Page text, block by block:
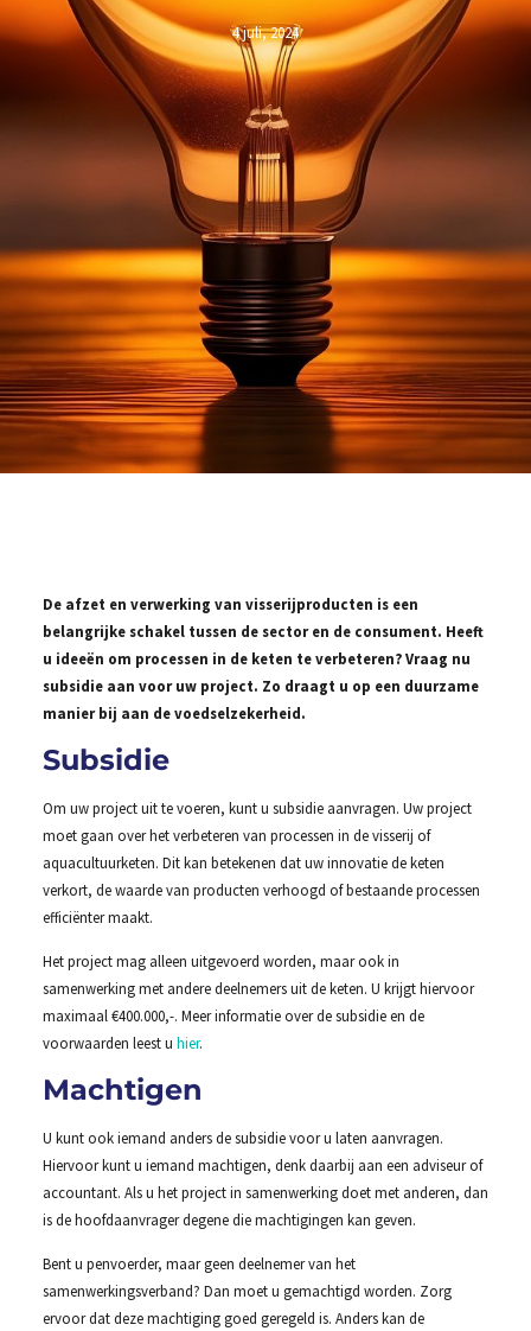
4 juli, 2024
De afzet en verwerking van visserijproducten is een
belangrijke schakel tussen de sector en de consument. Heeft
u ideeën om processen in de keten te verbeteren? Vraag nu
subsidie aan voor uw project. Zo draagt u op een duurzame
manier bij aan de voedselzekerheid.
Subsidie
Om uw project uit te voeren, kunt u subsidie aanvragen. Uw project
moet gaan over het verbeteren van processen in de visserij of
aquacultuurketen. Dit kan betekenen dat uw innovatie de keten
verkort, de waarde van producten verhoogd of bestaande processen
efficiënter maakt.
Het project mag alleen uitgevoerd worden, maar ook in
samenwerking met andere deelnemers uit de keten. U krijgt hiervoor
maximaal €400.000,-. Meer informatie over de subsidie en de
voorwaarden leest u hier.
Machtigen
U kunt ook iemand anders de subsidie voor u laten aanvragen.
Hiervoor kunt u iemand machtigen, denk daarbij aan een adviseur of
accountant. Als u het project in samenwerking doet met anderen, dan
is de hoofdaanvrager degene die machtigingen kan geven.
Bent u penvoerder, maar geen deelnemer van het
samenwerkingsverband? Dan moet u gemachtigd worden. Zorg
ervoor dat deze machtiging goed geregeld is. Anders kan de